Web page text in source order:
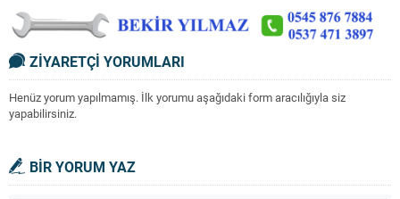
ZİYARETÇİ YORUMLARI
Henüz yorum yapılmamış. İlk yorumu aşağıdaki form aracılığıyla siz
yapabilirsiniz.
BİR YORUM YAZ